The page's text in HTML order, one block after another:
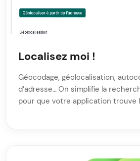
Localisez moi !
Géocodage, géolocalisation,
d’adresse… On simplifie la
pour que votre application trouve